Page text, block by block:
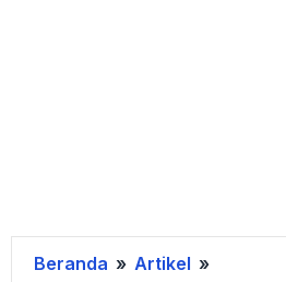
Beranda » Artikel »